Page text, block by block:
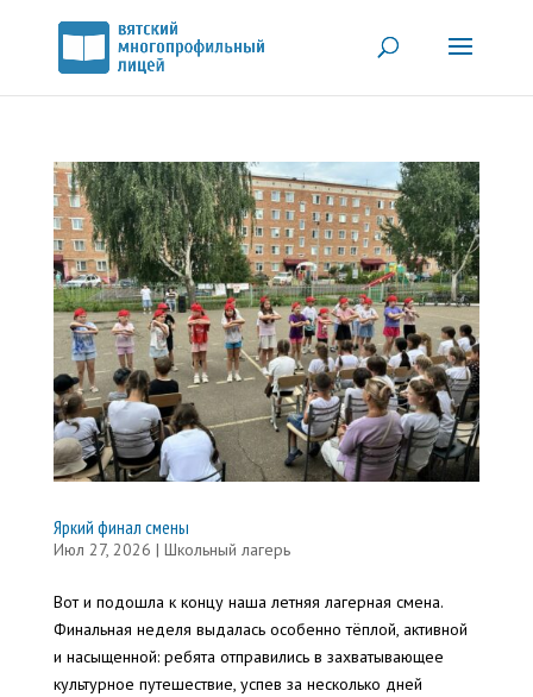
Яркий финал смены
Июл 27, 2026 | Школьный лагерь
Вот и подошла к концу наша летняя лагерная смена.
Финальная неделя выдалась особенно тёплой, активной
и насыщенной: ребята отправились в захватывающее
культурное путешествие, успев за несколько дней